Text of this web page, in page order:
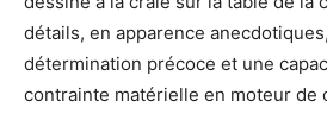
détails, en apparence
détermination précoce et une
contrainte matérielle en moteur de